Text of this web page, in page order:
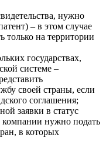
нужно
– в этом случае
только на территории
государствах,
системе –
своей страны, если
соглашения;
заявки в статус
компании нужно подать
в которых